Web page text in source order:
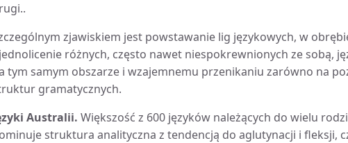
zjawiskiem jest powstawanie lig językowych, w
różnych, często nawet niespokrewnionych ze sobą,
tym samym obszarze i wzajemnemu przenikaniu zarówno na
gramatycznych.
Australii. Większość z 600 języków należących do wielu
struktura analityczna z tendencją do aglutynacji i fleksji,